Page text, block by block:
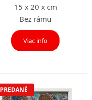
15 x 20 x cm
Bez rámu
Viac info
PREDANÉ